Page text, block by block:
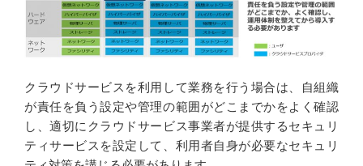
クラウドサービスを利用して業務を行う場合は、自組織
が責任を負う設定や管理の範囲がどこまでかをよく確認
し、適切にクラウドサービス事業者が提供するセキュリ
ティサービスを設定して、利用者自身が必要なセキュリ